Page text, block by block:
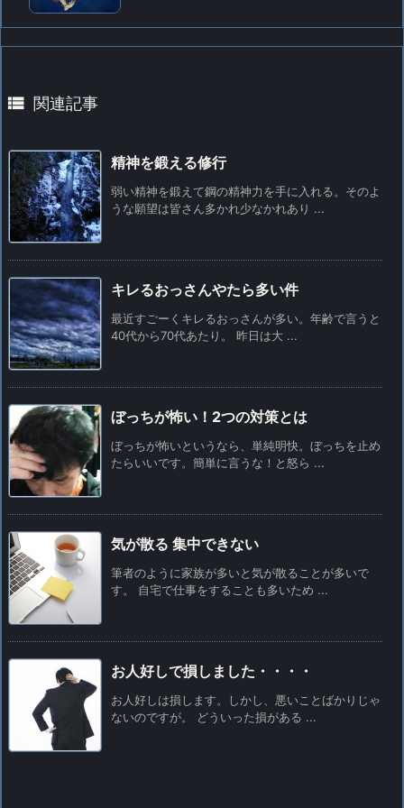
 関連記事
精神を鍛える修行
弱い精神を鍛えて鋼の精神力を手に入れる。そのよ
うな願望は皆さん多かれ少なかれあり ...
キレるおっさんやたら多い件
最近すごーくキレるおっさんが多い。年齢で言うと
40代から70代あたり。 昨日は大 ...
ぼっちが怖い！2つの対策とは
ぼっちが怖いというなら、単純明快。ぼっちを止め
たらいいです。簡単に言うな！と怒ら ...
気が散る 集中できない
筆者のように家族が多いと気が散ることが多いで
す。 自宅で仕事をすることも多いため ...
お人好しで損しました・・・・
お人好しは損します。しかし、悪いことばかりじゃ
ないのですが。 どういった損がある ...